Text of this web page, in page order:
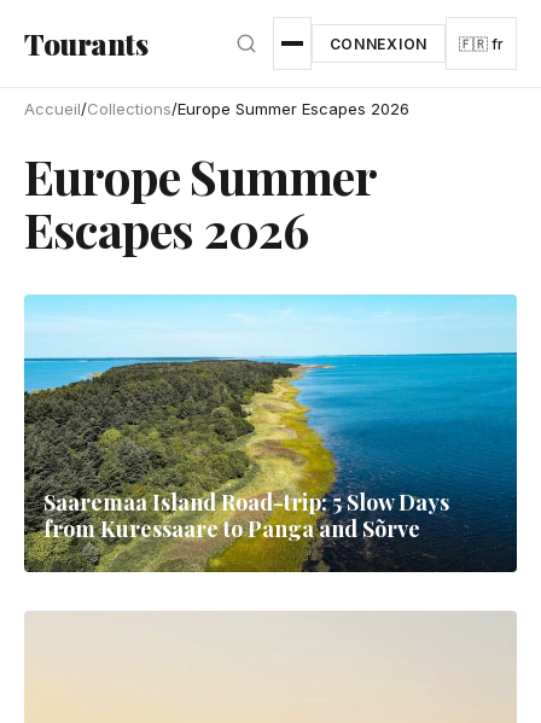
Tourants CONNEXION 🇫🇷 fr
Accueil/Collections/Europe Summer Escapes 2026
Europe Summer
Escapes 2026
Saaremaa Island Road-trip: 5 Slow Days
from Kuressaare to Panga and Sõrve